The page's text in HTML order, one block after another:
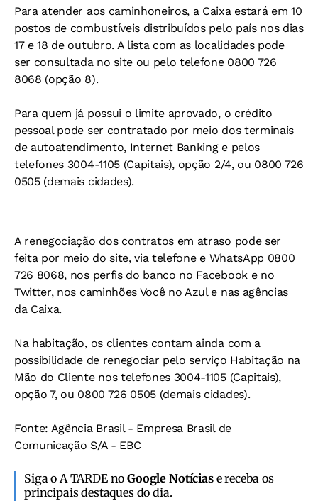
Para atender aos caminhoneiros, a Caixa estará em 10
postos de combustíveis distribuídos pelo país nos dias
17 e 18 de outubro. A lista com as localidades pode
ser consultada no site ou pelo telefone 0800 726
8068 (opção 8).
Para quem já possui o limite aprovado, o crédito
pessoal pode ser contratado por meio dos terminais
de autoatendimento, Internet Banking e pelos
telefones 3004-1105 (Capitais), opção 2/4, ou 0800 726
0505 (demais cidades).
A renegociação dos contratos em atraso pode ser
feita por meio do site, via telefone e WhatsApp 0800
726 8068, nos perfis do banco no Facebook e no
Twitter, nos caminhões Você no Azul e nas agências
da Caixa.
Na habitação, os clientes contam ainda com a
possibilidade de renegociar pelo serviço Habitação na
Mão do Cliente nos telefones 3004-1105 (Capitais),
opção 7, ou 0800 726 0505 (demais cidades).
Fonte: Agência Brasil - Empresa Brasil de
Comunicação S/A - EBC
Siga o A TARDE noGoogle Notíciase receba os
principais destaques do dia.